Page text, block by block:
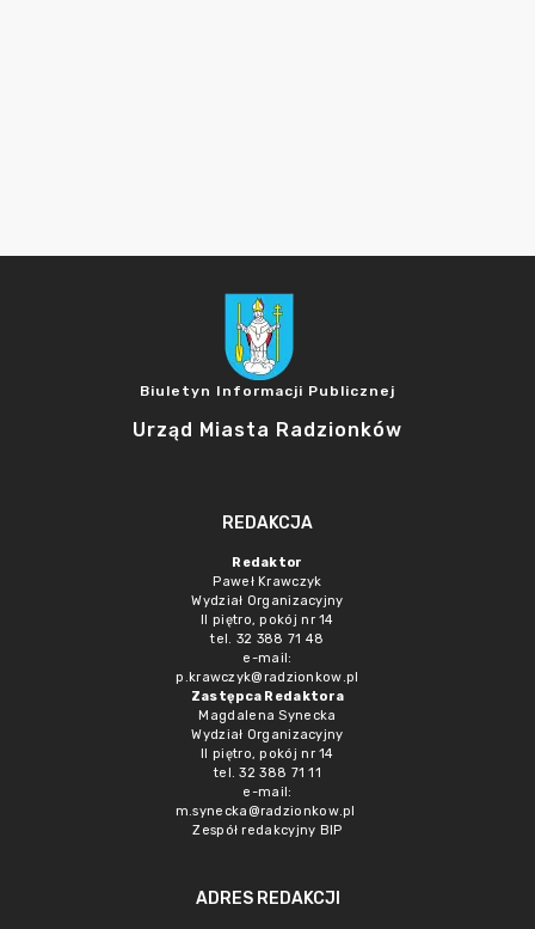
Biuletyn Informacji Publicznej
Urząd Miasta Radzionków
REDAKCJA
Redaktor
Paweł Krawczyk
Wydział Organizacyjny
II piętro, pokój nr 14
tel. 32 388 71 48
e-mail:
p.krawczyk@radzionkow.pl
Zastępca Redaktora
Magdalena Synecka
Wydział Organizacyjny
II piętro, pokój nr 14
tel. 32 388 71 11
e-mail:
m.synecka@radzionkow.pl
Zespół redakcyjny BIP
ADRES REDAKCJI